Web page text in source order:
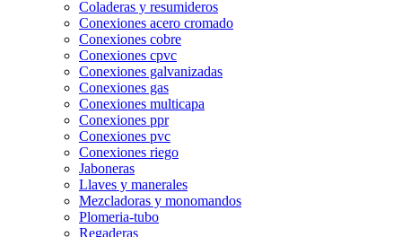
Coladeras y resumideros
Conexiones acero cromado
Conexiones cobre
Conexiones cpvc
Conexiones galvanizadas
Conexiones gas
Conexiones multicapa
Conexiones ppr
Conexiones pvc
Conexiones riego
Jaboneras
Llaves y manerales
Mezcladoras y monomandos
Plomeria-tubo
Regaderas